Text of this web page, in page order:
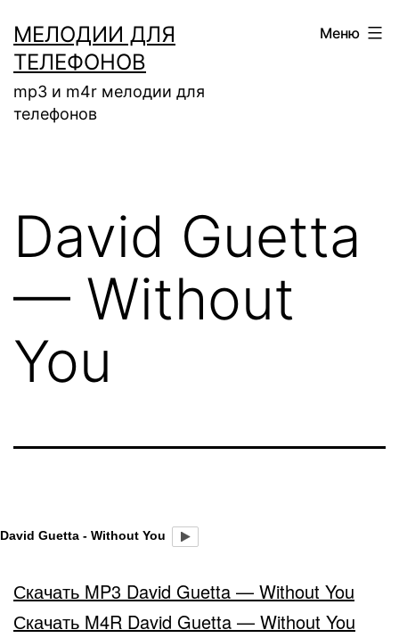
содержимому
МЕЛОДИИ ДЛЯ
ТЕЛЕФОНОВ
mp3 и m4r мелодии для
телефонов
Меню
David Guetta
— Without
You
David Guetta - Without You
Скачать MP3 David Guetta — Without You
Скачать M4R David Guetta — Without You